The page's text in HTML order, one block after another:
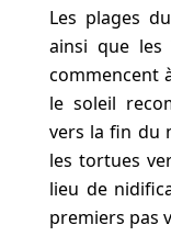
Les plages
ainsi que
commencent
le soleil
vers la fin du
les tortues
lieu de
premiers pas